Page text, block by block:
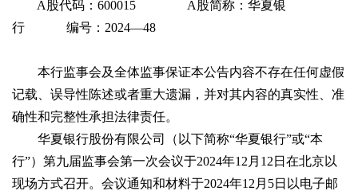
A股代码：600015 A股简称：华夏银
行 编号：2024—48
本行监事会及全体监事保证本公告内容不存在任何虚假
记载、误导性陈述或者重大遗漏，并对其内容的真实性、准
确性和完整性承担法律责任。
华夏银行股份有限公司（以下简称“华夏银行”或“本
行”）第九届监事会第一次会议于2024年12月12日在北京以
现场方式召开。会议通知和材料于2024年12月5日以电子邮